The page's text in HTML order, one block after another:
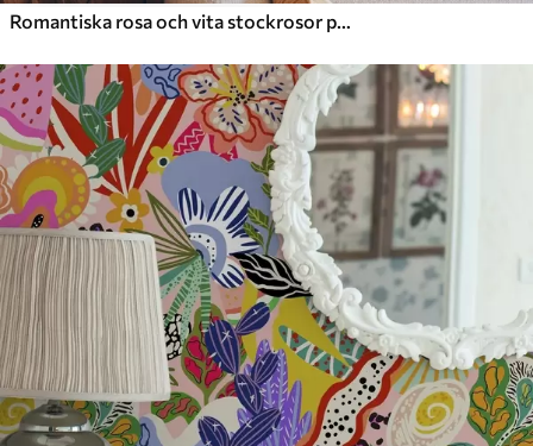
Romantiska rosa och vita stockrosor på dämpad grönska